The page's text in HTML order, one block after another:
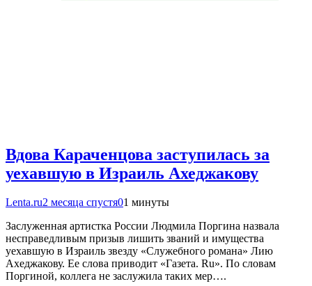
Вдова Караченцова заступилась за
уехавшую в Израиль Ахеджакову
Lenta.ru2 месяца спустя01 минуты
Заслуженная артистка России Людмила Поргина назвала
несправедливым призыв лишить званий и имущества
уехавшую в Израиль звезду «Служебного романа» Лию
Ахеджакову. Ее слова приводит «Газета. Ru». По словам
Поргиной, коллега не заслужила таких мер….